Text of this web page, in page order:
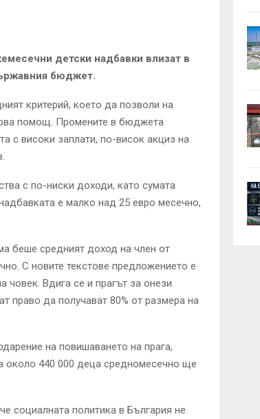
детски надбавки влизат в
бюджет.
критерий, което да позволи на
помощ. Промените в бюджета
с високи заплати, по-висок акциз на
с по-ниски доходи, като сумата
е малко над 25 евро месечно,
беше средният доход на член от
С новите текстове предложението е
човек. Вдига се и прагът за онези
право да получават 80% от размера на
на повишаването на прага,
440 000 деца средномесечно ще
социалната политика в България не